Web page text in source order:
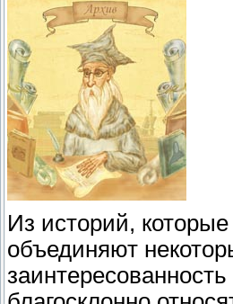
Из историй,
объединяют